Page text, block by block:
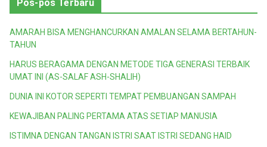
Pos-pos Terbaru
AMARAH BISA MENGHANCURKAN AMALAN SELAMA BERTAHUN-
TAHUN
HARUS BERAGAMA DENGAN METODE TIGA GENERASI TERBAIK
UMAT INI (AS-SALAF ASH-SHALIH)
DUNIA INI KOTOR SEPERTI TEMPAT PEMBUANGAN SAMPAH
KEWAJIBAN PALING PERTAMA ATAS SETIAP MANUSIA
ISTIMNA DENGAN TANGAN ISTRI SAAT ISTRI SEDANG HAID